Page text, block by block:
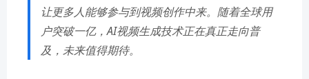
让更多人能够参与到视频创作中来。随着全球用
户突破一亿，AI视频生成技术正在真正走向普
及，未来值得期待。